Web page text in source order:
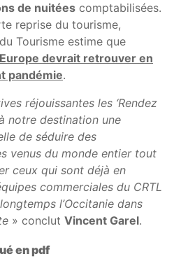
de nuitées comptabilisées.
reprise du tourisme,
Tourisme estime que
devrait retrouver en
pandémie.
réjouissantes les ‘Rendez
notre destination une
de séduire des
venus du monde entier tout
ceux qui sont déjà en
commerciales du CRTL
l’Occitanie dans
» conclut Vincent Garel.
en pdf